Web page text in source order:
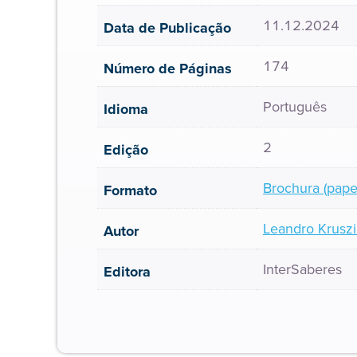
Data de Publicação 11.12.2024
Número de Páginas 174
Idioma Português
Edição 2
Formato Brochura
Autor Leandro
Editora InterSaberes